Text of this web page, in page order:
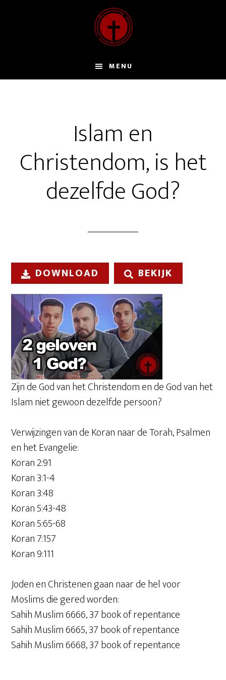
MENU
Islam en
Christendom, is het
dezelfde God?
Zijn de God van het Christendom en de God van het
Islam niet gewoon dezelfde persoon?
Verwijzingen van de Koran naar de Torah, Psalmen
en het Evangelie:
Koran 2:91
Koran 3:1-4
Koran 3:48
Koran 5:43-48
Koran 5:65-68
Koran 7:157
Koran 9:111
Joden en Christenen gaan naar de hel voor
Moslims die gered worden:
Sahih Muslim 6666, 37 book of repentance
Sahih Muslim 6665, 37 book of repentance
Sahih Muslim 6668, 37 book of repentance
DOWNLOAD BEKIJK